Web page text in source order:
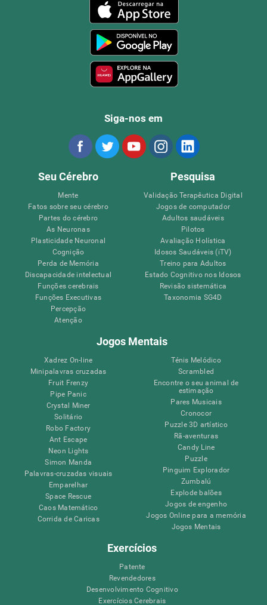
Siga-nos em
Seu Cérebro
Mente
Fatos sobre seu cérebro
Partes do cérebro
As Neuronas
Plasticidade Neuronal
Cognição
Perda de Memória
Discapacidade intelectual
Funções cerebrais
Funções Executivas
Percepção
Atenção
Pesquisa
Validação Terapêutica Digital
Jogos de computador
Adultos saudáveis
Pilotos
Avaliação Holística
Idosos Saudáveis (iTV)
Treino para Adultos
Estado Cognitivo nos Idosos
Revisão sistemática
Taxonomia SG4D
Jogos Mentais
Xadrez On-line
Minipalavras cruzadas
Fruit Frenzy
Pipe Panic
Crystal Miner
Solitário
Robo Factory
Ant Escape
Neon Lights
Simon Manda
Palavras-cruzadas visuais
Emparelhar
Space Rescue
Caos Matemático
Corrida de Caricas
Ténis Melódico
Scrambled
Encontre o seu animal de
estimação
Pares Musicais
Cronocor
Puzzle 3D artístico
Rã-aventuras
Candy Line
Puzzle
Pinguim Explorador
Zumbalú
Explode balões
Jogos de engenho
Jogos Online para a memória
Jogos Mentais
Exercícios
Patente
Revendedores
Desenvolvimento Cognitivo
Exercícios Cerebrais